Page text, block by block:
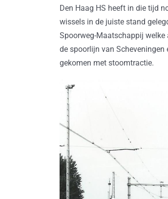
Den Haag HS heeft in die tijd
wissels in de juiste stand
Spoorweg-Maatschappij welke
de spoorlijn van
gekomen met stoomtractie.